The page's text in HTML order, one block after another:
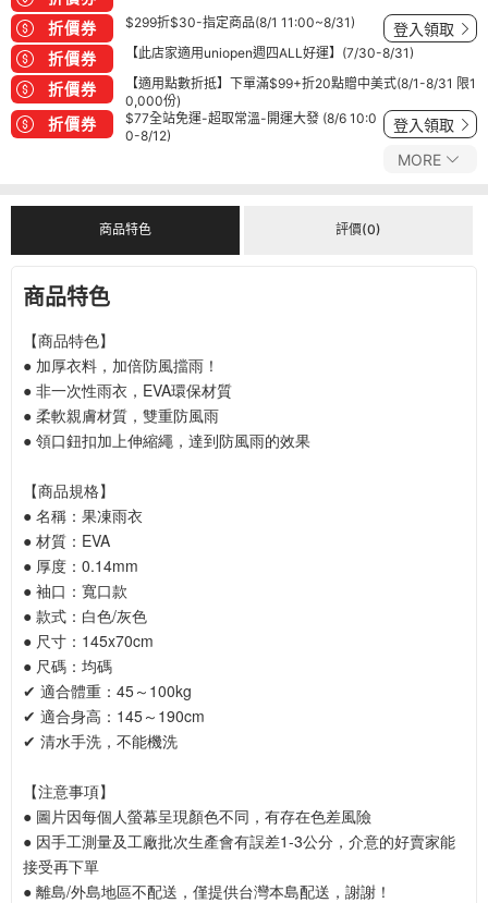
折價券 $299折$30-指定商品(8/1 11:00~8/31) 登入領取
折價券 【此店家適用uniopen週四ALL好運】(7/30-8/31)
折價券
【適用點數折抵】下單滿$99+折20點贈中美式(8/1-8/31 限1
0,000份)
折價券
$77全站免運-超取常溫-開運大發 (8/6 10:0
0-8/12)
登入領取
MORE
商品特色 評價(0)
商品特色
【商品特色】
● 加厚衣料，加倍防風擋雨！
● 非一次性雨衣，EVA環保材質
● 柔軟親膚材質，雙重防風雨
● 領口鈕扣加上伸縮繩，達到防風雨的效果
【商品規格】
● 名稱：果凍雨衣
● 材質：EVA
● 厚度：0.14mm
● 袖口：寬口款
● 款式：白色/灰色
● 尺寸：145x70cm
● 尺碼：均碼
✔ 適合體重：45～100kg
✔ 適合身高：145～190cm
✔ 清水手洗，不能機洗
【注意事項】
● 圖片因每個人螢幕呈現顏色不同，有存在色差風險
● 因手工測量及工廠批次生產會有誤差1-3公分，介意的好賣家能
接受再下單
● 離島/外島地區不配送，僅提供台灣本島配送，謝謝！